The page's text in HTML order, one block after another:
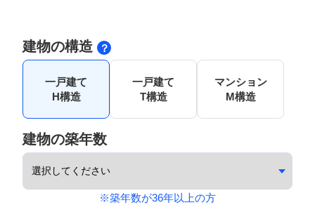
建物の構造
一戸建て
H構造
一戸建て
T構造
マンション
M構造
建物の築年数
※築年数が36年以上の方